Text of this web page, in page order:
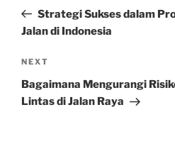
PostStrategi Sukses dalam
Jalan di Indonesia
Next
Post
NEXT
Bagaimana Mengurangi
Lintas di Jalan Raya